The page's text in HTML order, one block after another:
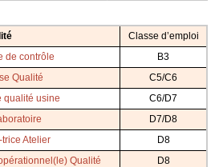
Classe d’emploi
de contrôle
B3
Qualité
C5/C6
qualité usine
C6/D7
D7/D8
Atelier
D8
Qualité
D8